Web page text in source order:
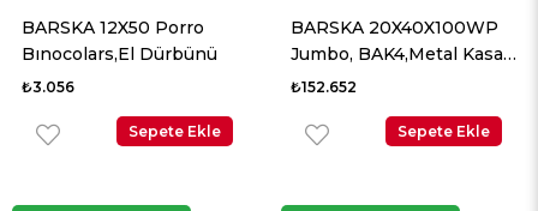
BARSKA 12X50 Porro
Bınocolars,El Dürbünü
₺3.056
Sepete Ekle
BARSKA 20X40X100WP
Jumbo, BAK4,Metal Kasa -
Dürbün
₺152.652
Sepete Ekle